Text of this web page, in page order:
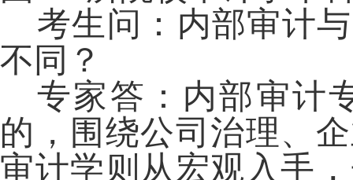
考生问：内部审计
不同？
专家答：内部审计
的，围绕公司治理、
审计学则从宏观入手